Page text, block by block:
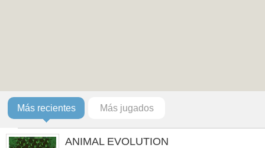
Más recientes Más jugados
ANIMAL EVOLUTION